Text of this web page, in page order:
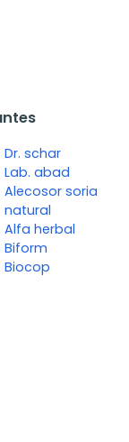
Dr. schar
Lab. abad
Alecosor soria
natural
Alfa herbal
Biform
Biocop